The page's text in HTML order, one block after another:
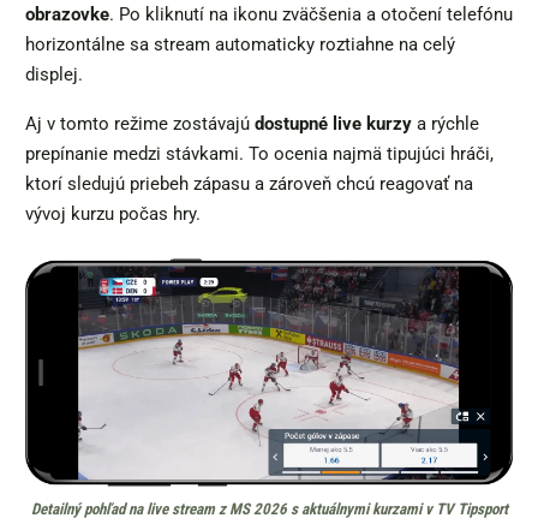
obrazovke. Po kliknutí na ikonu zväčšenia a otočení telefónu
horizontálne sa stream automaticky roztiahne na celý
displej.
Aj v tomto režime zostávajú dostupné live kurzy a rýchle
prepínanie medzi stávkami. To ocenia najmä tipujúci hráči,
ktorí sledujú priebeh zápasu a zároveň chcú reagovať na
vývoj kurzu počas hry.
Detailný pohľad na live stream z MS 2026 s aktuálnymi kurzami v TV Tipsport